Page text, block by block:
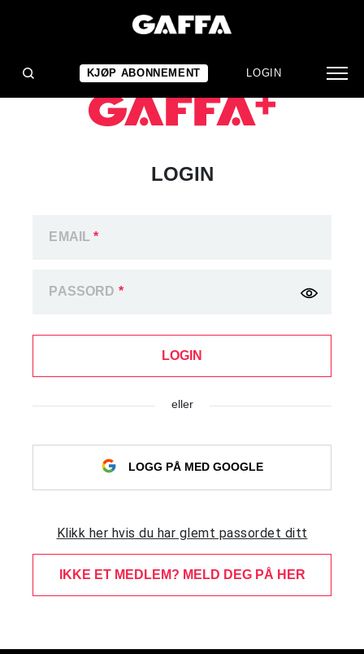
KJØP ABONNEMENT LOGIN
LOGIN
EMAIL*
PASSORD *
LOGIN
eller
LOGG PÅ MED GOOGLE
Klikk her hvis du har glemt passordet ditt
IKKE ET MEDLEM? MELD DEG PÅ HER